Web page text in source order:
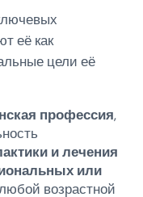
её как
цели её
профессия,
и лечения
или
возрастной